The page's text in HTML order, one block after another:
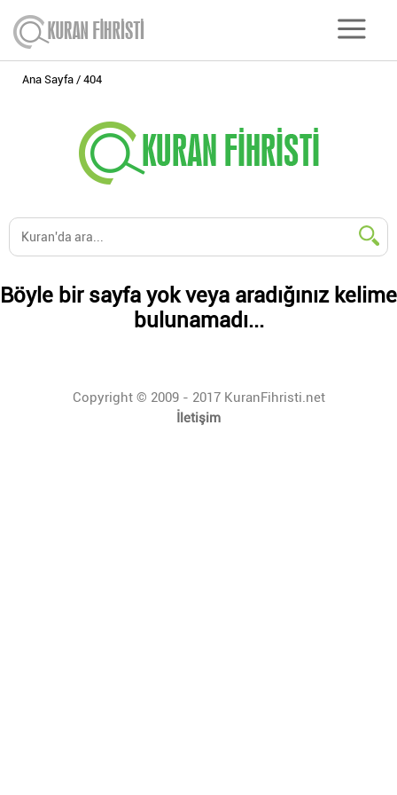
Ana Sayfa 404
Böyle bir sayfa yok veya aradığınız kelime
bulunamadı...
Copyright © 2009 - 2017 KuranFihristi.net
İletişim